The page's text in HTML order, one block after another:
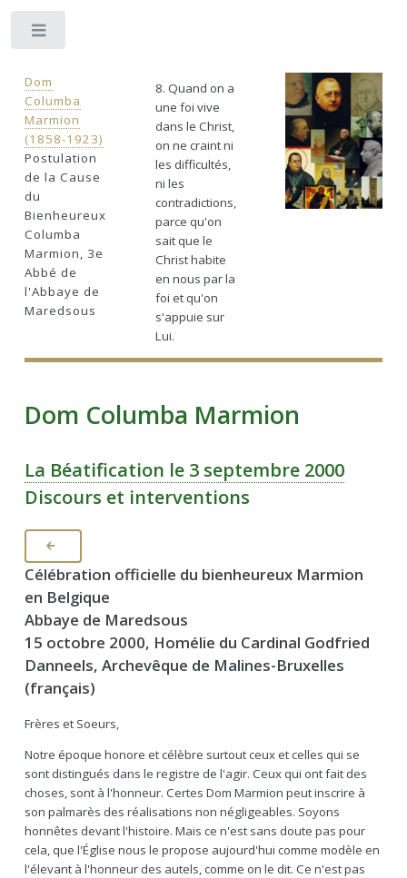
Dom
Columba
Marmion
(1858-1923)
Postulation
de la Cause
du
Bienheureux
Columba
Marmion, 3e
Abbé de
l'Abbaye de
Maredsous
8. Quand on a
une foi vive
dans le Christ,
on ne craint ni
les difficultés,
ni les
contradictions,
parce qu'on
sait que le
Christ habite
en nous par la
foi et qu'on
s'appuie sur
Lui.
Dom Columba Marmion
La Béatification le 3 septembre 2000
Discours et interventions
Célébration officielle du bienheureux Marmion
en Belgique
Abbaye de Maredsous
15 octobre 2000, Homélie du Cardinal Godfried
Danneels, Archevêque de Malines-Bruxelles
(français)
Frères et Soeurs,
Notre époque honore et célèbre surtout ceux et celles qui se
sont distingués dans le registre de l'agir. Ceux qui ont fait des
choses, sont à l'honneur. Certes Dom Marmion peut inscrire à
son palmarès des réalisations non négligeables. Soyons
honnêtes devant l'histoire. Mais ce n'est sans doute pas pour
cela, que l'Église nous le propose aujourd'hui comme modèle en
l'élevant à l'honneur des autels, comme on le dit. Ce n'est pas